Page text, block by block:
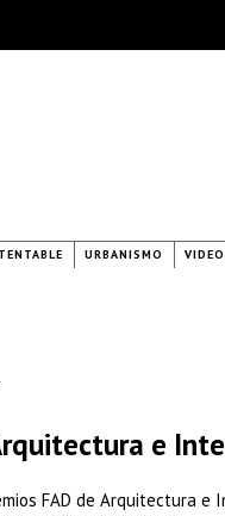
URBANISMO
e
FAD de Arquitectura